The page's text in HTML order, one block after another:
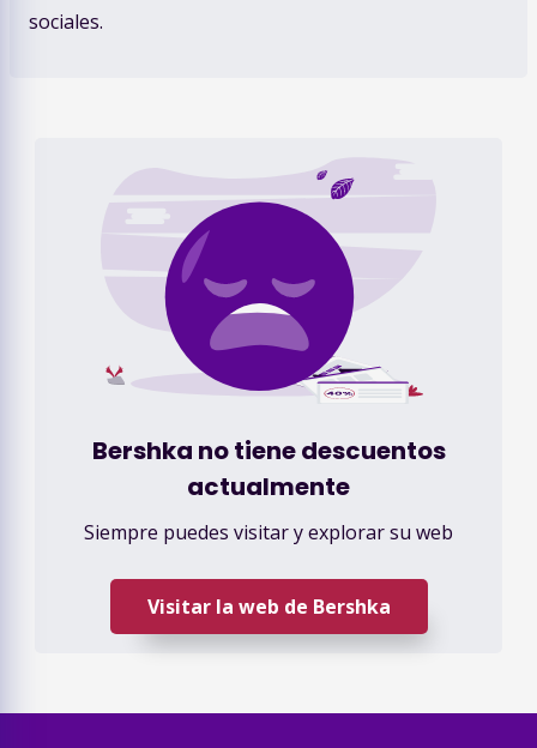
sociales.
Bershka no tiene descuentos
actualmente
Siempre puedes visitar y explorar su web
Visitar la web de Bershka